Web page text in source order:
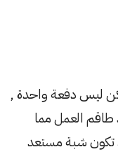
ليس دفعة واحدة ,
العمل مما
تكون شبة مستعد